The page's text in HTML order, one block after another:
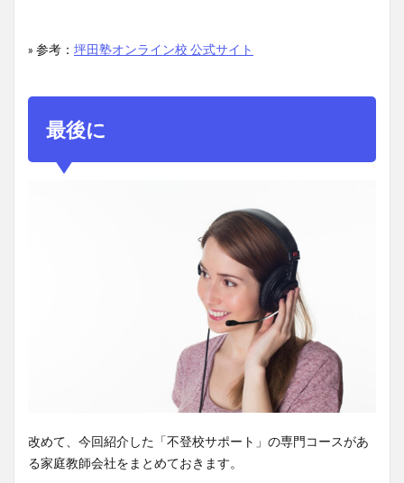
» 参考： 坪田塾オンライン校 公式サイト
最後に
改めて、今回紹介した「不登校サポート」の専門コースがあ
る家庭教師会社をまとめておきます。